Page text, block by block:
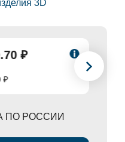
3D
₽
₽
ПО РОССИИ